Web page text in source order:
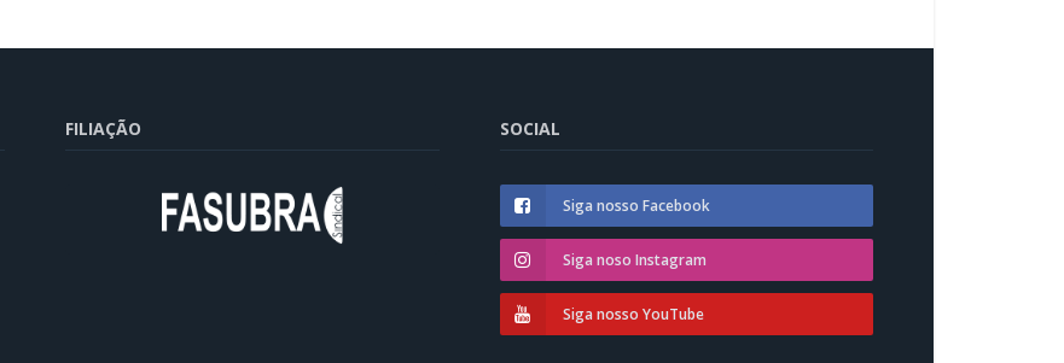
FILIAÇÃO SOCIAL
Siga nosso Facebook
Siga noso Instagram
Siga nosso YouTube